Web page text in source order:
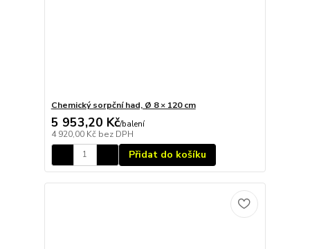
Chemický sorpční had, Ø 8 × 120 cm
5 953,20 Kč/balení
4 920,00 Kč bez DPH
Přidat do košíku